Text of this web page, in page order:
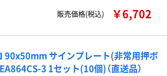
販売価格(税込)
￥6,702
90x50mm サインプレート(非常用押ボ
3 1セット(10個)（直送品）